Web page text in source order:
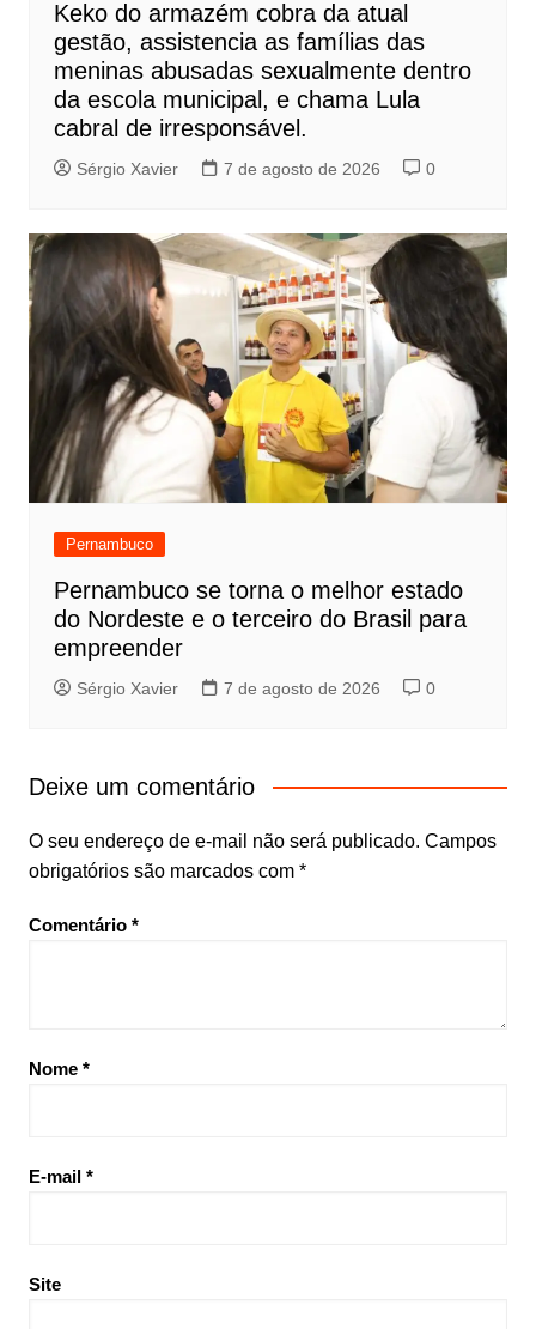
Keko do armazém cobra da atual
gestão, assistencia as famílias das
meninas abusadas sexualmente dentro
da escola municipal, e chama Lula
cabral de irresponsável.
Sérgio Xavier 7 de agosto de 2026 0
Pernambuco
Pernambuco se torna o melhor estado
do Nordeste e o terceiro do Brasil para
empreender
Sérgio Xavier 7 de agosto de 2026 0
Deixe um comentário
O seu endereço de e-mail não será publicado. Campos
obrigatórios são marcados com *
Comentário *
Nome *
E-mail *
Site